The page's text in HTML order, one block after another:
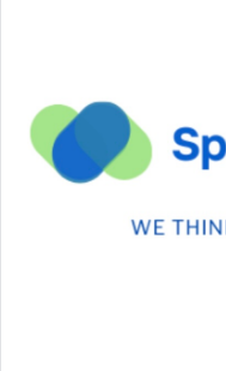
Primo Turno C.Italia Serie
chi passa giocherà in casa
DS Boveri "Avvio